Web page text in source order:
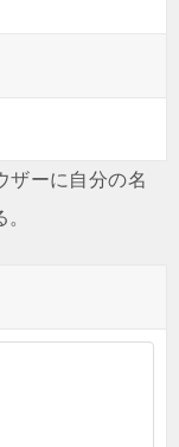
ザーに自分の名